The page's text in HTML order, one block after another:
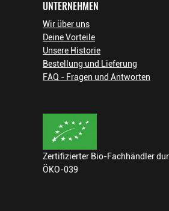
UNTERNEHMEN
Wir über uns
Deine Vorteile
Unsere Historie
Bestellung und Lieferung
FAQ - Fragen und Antworten
Zertifizierter Bio-Fachhändler
ÖKO-039